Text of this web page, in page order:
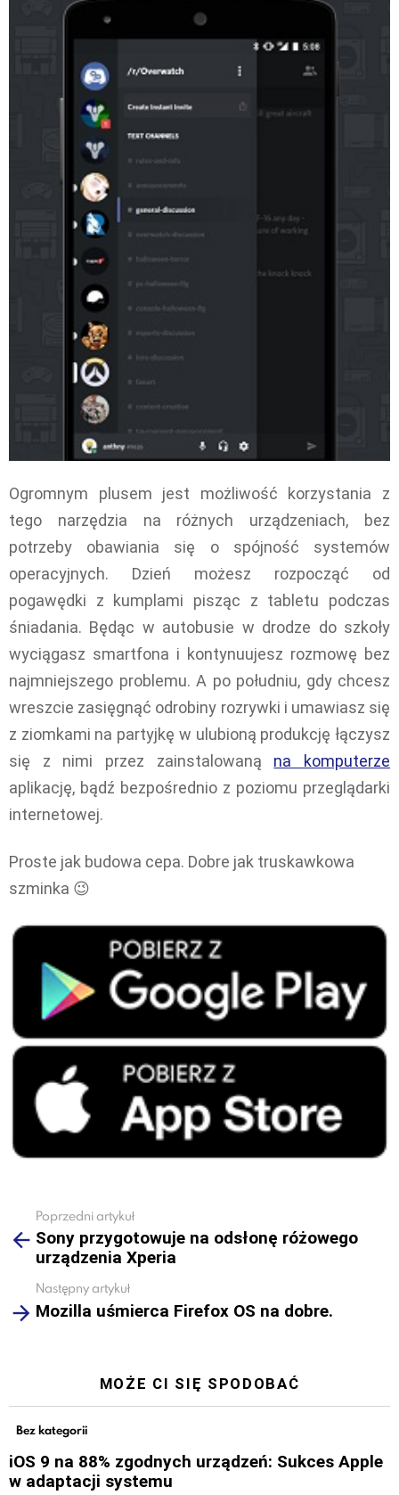
Ogromnym plusem jest możliwość korzystania z
tego narzędzia na różnych urządzeniach, bez
potrzeby obawiania się o spójność systemów
operacyjnych. Dzień możesz rozpocząć od
pogawędki z kumplami pisząc z tabletu podczas
śniadania. Będąc w autobusie w drodze do szkoły
wyciągasz smartfona i kontynuujesz rozmowę bez
najmniejszego problemu. A po południu, gdy chcesz
wreszcie zasięgnąć odrobiny rozrywki i umawiasz się
z ziomkami na partyjkę w ulubioną produkcję łączysz
się z nimi przez zainstalowaną na komputerze
aplikację, bądź bezpośrednio z poziomu przeglądarki
internetowej.
Proste jak budowa cepa. Dobre jak truskawkowa
szminka 😉
more
Poprzedni artykuł
Sony przygotowuje na odsłonę różowego
urządzenia Xperia
Następny artykuł
Mozilla uśmierca Firefox OS na dobre.
MOŻE CI SIĘ SPODOBAĆ
Bez kategorii
iOS 9 na 88% zgodnych urządzeń: Sukces Apple
w adaptacji systemu